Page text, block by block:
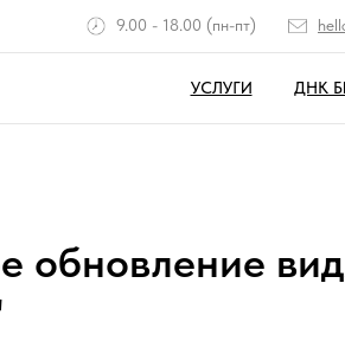
9.00 - 18.00 (пн-пт)
УСЛУГИ ДНК
обновление